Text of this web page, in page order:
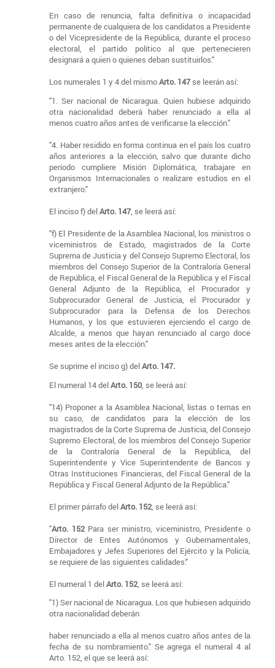
En caso de renuncia, falta definitiva o incapacidad
permanente de cualquiera de los candidatos a Presidente
o del Vicepresidente de la República, durante el proceso
electoral, el partido político al que pertenecieren
designará a quien o quienes deban sustituirlos."
Los numerales 1 y 4 del mismoArto. 147se leerán así:
"1. Ser nacional de Nicaragua. Quien hubiese adquirido
otra nacionalidad deberá haber renunciado a ella al
menos cuatro años antes de verificarse la elección."
"4. Haber residido en forma continua en el país los cuatro
años anteriores a la elección, salvo que durante dicho
período cumpliere Misión Diplomática, trabajare en
Organismos Internacionales o realizare estudios en el
extranjero."
El inciso f) delArto. 147, se leerá así:
"f) El Presidente de la Asamblea Nacional, los ministros o
viceministros de Estado, magistrados de la Corte
Suprema de Justicia y del Consejo Supremo Electoral, los
miembros del Consejo Superior de la Contraloría General
de República, el Fiscal General de la República y el Fiscal
General Adjunto de la República, el Procurador y
Subprocurador General de Justicia, el Procurador y
Subprocurador para la Defensa de los Derechos
Humanos, y los que estuvieren ejerciendo el cargo de
Alcalde, a menos que hayan renunciado al cargo doce
meses antes de la elección."
Se suprime el inciso g) delArto. 147.
El numeral 14 delArto. 150, se leerá así:
"14) Proponer a la Asamblea Nacional, listas o ternas en
su caso, de candidatos para la elección de los
magistrados de la Corte Suprema de Justicia, del Consejo
Supremo Electoral, de los miembros del Consejo Superior
de la Contraloría General de la República, del
Superintendente y Vice Superintendente de Bancos y
Otras Instituciones Financieras, del Fiscal General de la
República y Fiscal General Adjunto de la República."
El primer párrafo delArto. 152, se leerá así:
"Arto. 152Para ser ministro, viceministro, Presidente o
Director de Entes Autónomos y Gubernamentales,
Embajadores y Jefes Superiores del Ejército y la Policía,
se requiere de las siguientes calidades:"
El numeral 1 delArto. 152, se leerá así:
"1) Ser nacional de Nicaragua. Los que hubiesen adquirido
otra nacionalidad deberán
haber renunciado a ella al menos cuatro años antes de la
fecha de su nombramiento." Se agrega el numeral 4 al
Arto. 152, el que se leerá así: